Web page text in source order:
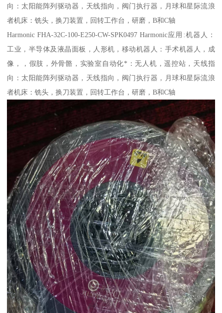
向：太阳能阵列驱动器，天线指向，阀门执行器，月球和星际流浪
者机床：铣头，换刀装置，回转工作台，研磨，B和C轴
Harmonic FHA-32C-100-E250-CW-SPK0497 Harmonic应用:机器人：
工业，半导体及液晶面板，人形机，移动机器人：手术机器人，成
像，，假肢，外骨骼，实验室自动化*：无人机，遥控站，天线指
向：太阳能阵列驱动器，天线指向，阀门执行器，月球和星际流浪
者机床：铣头，换刀装置，回转工作台，研磨，B和C轴